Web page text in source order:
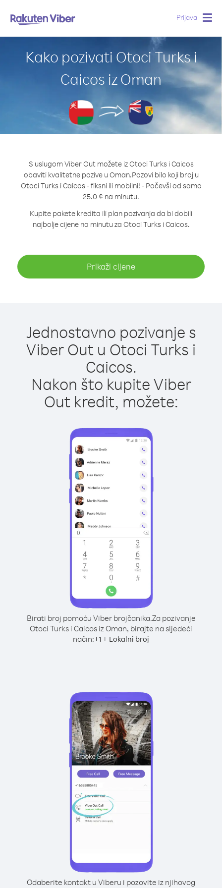
Prijava
Kako pozivati Otoci Turks i
Caicos iz Oman
S uslugom Viber Out možete iz Otoci Turks i Caicos
obaviti kvalitetne pozive u Oman.Pozovi bilo koji broj u
Otoci Turks i Caicos - fiksni ili mobilni! - Počevši od samo
25.0 ¢ na minutu.
Kupite pakete kredita ili plan pozivanja da bi dobili
najbolje cijene na minutu za Otoci Turks i Caicos.
Prikaži cijene
Jednostavno pozivanje s
Viber Out u Otoci Turks i
Caicos.
Nakon što kupite Viber
Out kredit, možete:
Birati broj pomoću Viber brojčanika.Za pozivanje
Otoci Turks i Caicos iz Oman, birajte na sljedeći
način:+1 + Lokalni broj
Odaberite kontakt u Viberu i pozovite iz njihovog